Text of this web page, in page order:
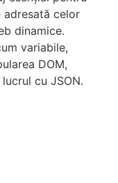
celor
dinamice.
variabile,
DOM,
cu JSON.